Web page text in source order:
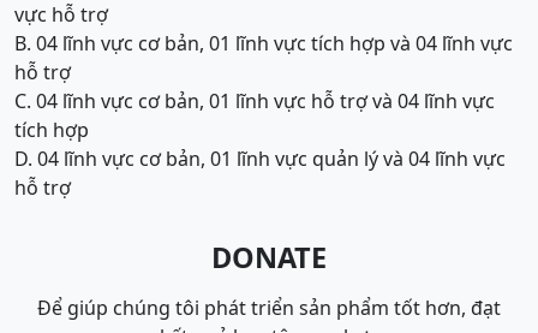
vực hỗ trợ
B. 04 lĩnh vực cơ bản, 01 lĩnh vực tích hợp và 04 lĩnh vực
hỗ trợ
C. 04 lĩnh vực cơ bản, 01 lĩnh vực hỗ trợ và 04 lĩnh vực
tích hợp
D. 04 lĩnh vực cơ bản, 01 lĩnh vực quản lý và 04 lĩnh vực
hỗ trợ
DONATE
Để giúp chúng tôi phát triển sản phẩm tốt hơn, đạt